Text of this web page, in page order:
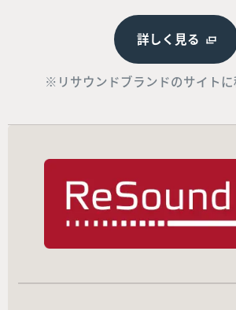
詳しく見る
※リサウンドブランドのサイトに